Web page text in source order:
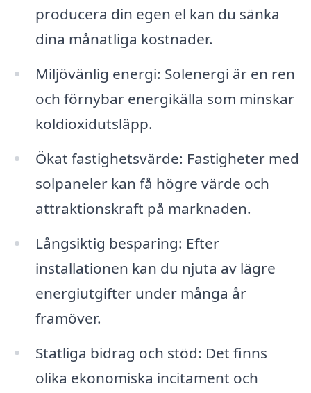
producera din egen el kan du sänka
dina månatliga kostnader.
Miljövänlig energi: Solenergi är en ren
och förnybar energikälla som minskar
koldioxidutsläpp.
Ökat fastighetsvärde: Fastigheter med
solpaneler kan få högre värde och
attraktionskraft på marknaden.
Långsiktig besparing: Efter
installationen kan du njuta av lägre
energiutgifter under många år
framöver.
Statliga bidrag och stöd: Det finns
olika ekonomiska incitament och